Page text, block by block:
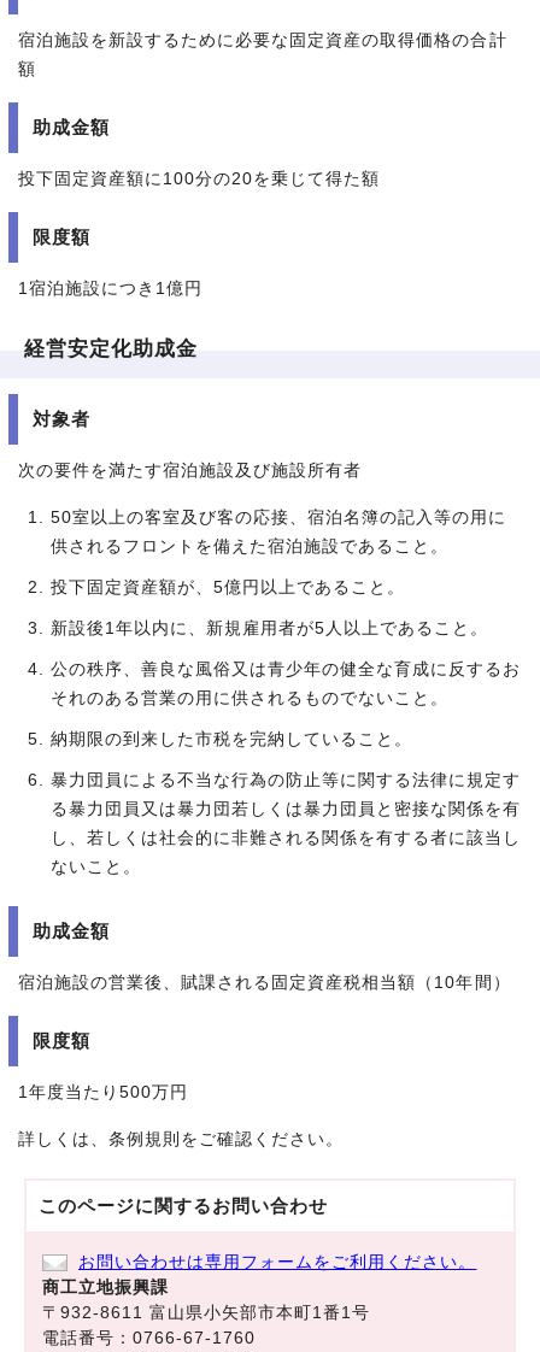
宿泊施設を新設するために必要な固定資産の取得価格の合計
額
助成金額
投下固定資産額に100分の20を乗じて得た額
限度額
1宿泊施設につき1億円
経営安定化助成金
対象者
次の要件を満たす宿泊施設及び施設所有者
50室以上の客室及び客の応接、宿泊名簿の記入等の用に
供されるフロントを備えた宿泊施設であること。
投下固定資産額が、5億円以上であること。
新設後1年以内に、新規雇用者が5人以上であること。
公の秩序、善良な風俗又は青少年の健全な育成に反するお
それのある営業の用に供されるものでないこと。
納期限の到来した市税を完納していること。
暴力団員による不当な行為の防止等に関する法律に規定す
る暴力団員又は暴力団若しくは暴力団員と密接な関係を有
し、若しくは社会的に非難される関係を有する者に該当し
ないこと。
助成金額
宿泊施設の営業後、賦課される固定資産税相当額（10年間）
限度額
1年度当たり500万円
詳しくは、条例規則をご確認ください。
このページに関するお問い合わせ
お問い合わせは専用フォームをご利用ください。
商工立地振興課
〒932-8611 富山県小矢部市本町1番1号
電話番号：0766-67-1760